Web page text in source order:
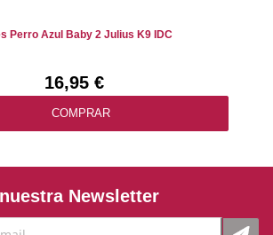
Perro Azul Baby 2 Julius K9 IDC
16,95 €
COMPRAR
Newsletter